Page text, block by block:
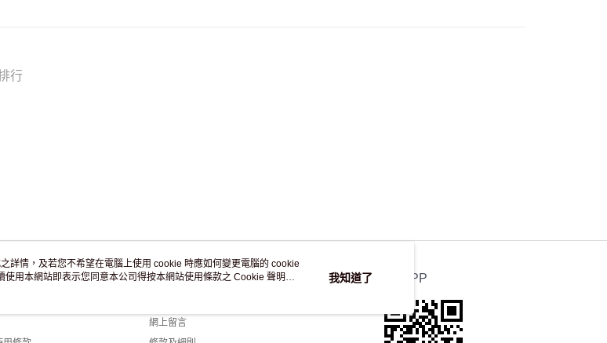
行
客戶服務
網上留言
官方APP
詳情，及若您不希望在電腦上使用 cookie 時應如何變更電腦的 cookie
使用本網站即表示您同意本公司得按本網站使用條款之 Cookie 聲明使
我知道了